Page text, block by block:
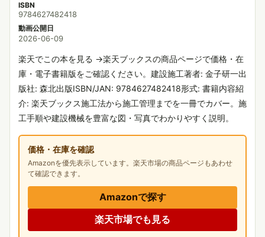
ISBN
9784627482418
動画公開日
2026-06-09
楽天でこの本を見る →楽天ブックスの商品ページで価格・在
庫・電子書籍版をご確認ください。建設施工著者: 金子研一出
版社: 森北出版ISBN/JAN: 9784627482418形式: 書籍内容紹
介: 楽天ブックス施工法から施工管理までを一冊でカバー。施
工手順や建設機械を豊富な図・写真でわかりやすく説明。
価格・在庫を確認
Amazonを優先表示しています。楽天市場の商品ページもあわせ
て確認できます。
Amazonで探す
楽天市場でも見る